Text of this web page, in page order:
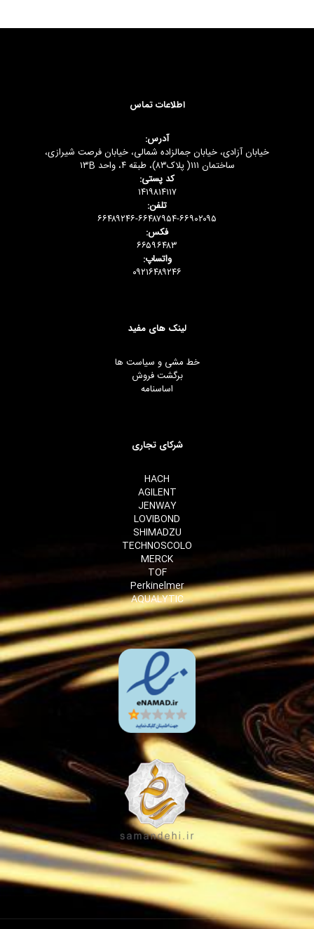
اطلاعات تماس
آدرس:
خیابان آزادی، خیابان جمالزاده شمالی، خیابان فرصت شیرازی،
ساختمان ۱۱۱( پلاک۸۳)، طبقه ۴، واحد ۱۳B
کد پستی:
۱۴۱۹۸۱۴۱۱۷
تلفن:
۶۶۴۸۹۲۴۶-۶۶۴۸۷۹۵۴-۶۶۹۰۲۰۹۵
فکس:
۶۶۵۹۶۴۸۳
واتساپ:
۰۹۲۱۶۴۸۹۲۴۶
لینک های مفید
خط مشی و سیاست ها
برگشت فروش
اساسنامه
شرکای تجاری
HACH
AGILENT
JENWAY
LOVIBOND
SHIMADZU
TECHNOSCOLO
MERCK
TOF
Perkinelmer
AQUALYTIC